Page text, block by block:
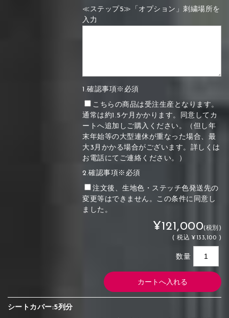
≪ステップ5≫「オプション」刺繍場所を
入力
1.確認事項※必須
こちらの商品は受注生産となります。
通常は約1.5ケ月かかります。同意してカ
ートへ追加しご購入ください。（但し年
末年始等の大型連休が重なった場合、最
大3月かかる場合がございます。詳しくは
お電話にてご連絡ください。）
2.確認事項※必須
注文後、生地色・ステッチ色発送先の
変更等はできません。この条件に同意し
ました。
¥121,000(税別)
(税込 ¥133,100 )
数量
シートカバー:5列分